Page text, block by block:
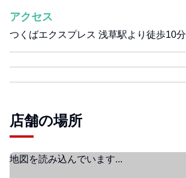
アクセス
つくばエクスプレス 浅草駅より徒歩10分
店舗の場所
地図を読み込んでいます...